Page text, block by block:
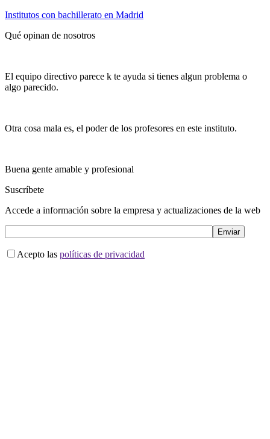
Institutos con bachillerato en Madrid
Qué opinan de nosotros
El equipo directivo parece k te ayuda si tienes algun problema o
algo parecido.
Otra cosa mala es, el poder de los profesores en este instituto.
Buena gente amable y profesional
Suscríbete
Accede a información sobre la empresa y actualizaciones de la web
Acepto las políticas de privacidad